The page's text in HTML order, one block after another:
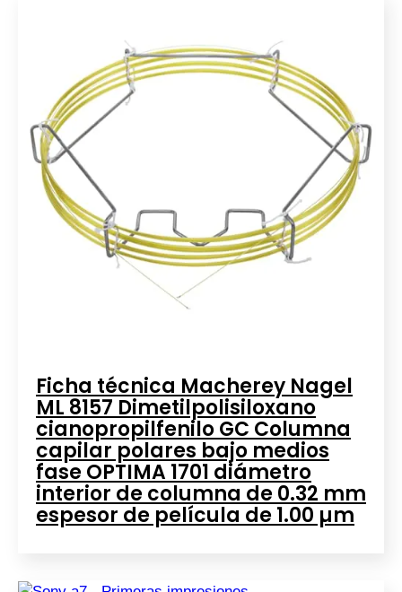
Ficha técnica Macherey Nagel
ML 8157 Dimetilpolisiloxano
cianopropilfenilo GC Columna
capilar polares bajo medios
fase OPTIMA 1701 diámetro
interior de columna de 0.32 mm
espesor de película de 1.00 µm